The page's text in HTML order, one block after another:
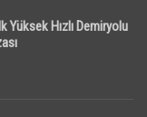
Yüksek Hızlı Demiryolu